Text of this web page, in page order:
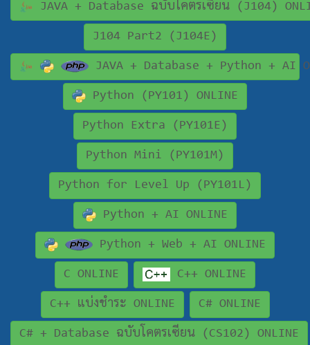
JAVA + Database ฉบับโคตรเซียน (J104)
J104 Part2 (J104E)
JAVA + Database + Python + AI
Python (PY101) ONLINE
Python Extra (PY101E)
Python Mini (PY101M)
Python for Level Up (PY101L)
Python + AI ONLINE
Python + Web + AI ONLINE
C ONLINE C++ ONLINE
C++ แบ่งชำระ ONLINE C# ONLINE
C# + Database ฉบับโคตรเซียน (CS102) ONLINE